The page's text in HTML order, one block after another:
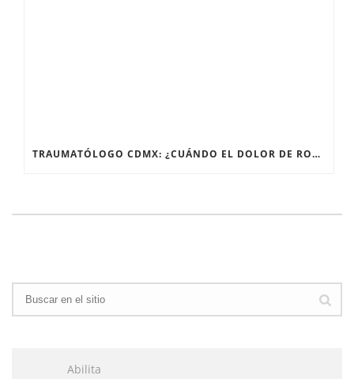
TRAUMATÓLOGO CDMX: ¿CUÁNDO EL DOLOR DE RODILLA NECESITA UN ESPECIALISTA?
Abilita